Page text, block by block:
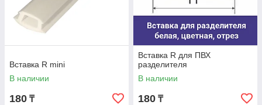
способы оплаты товара.
Вставка R mini
В наличии
180 ₸
Вставка R для ПВХ
разделителя
В наличии
180 ₸